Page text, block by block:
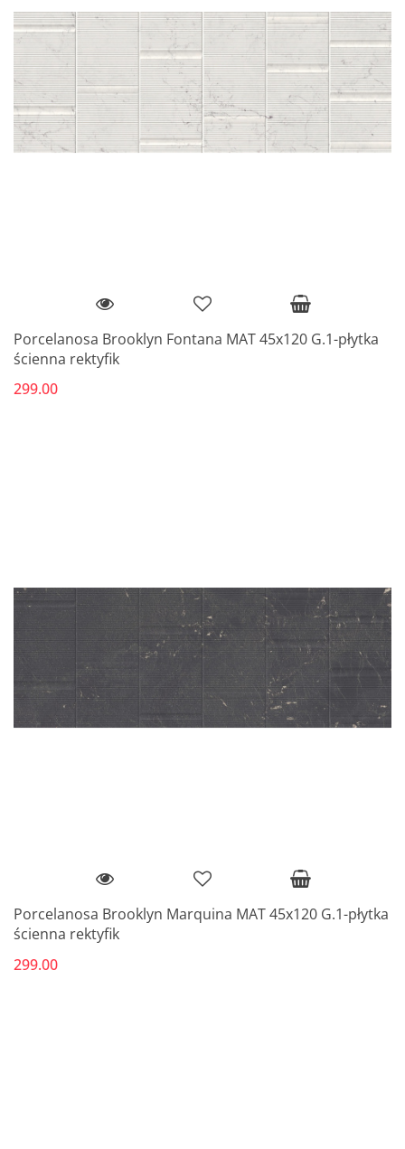
Porcelanosa Brooklyn Fontana MAT 45x120 G.1-płytka
ścienna rektyfik
299.00
Porcelanosa Brooklyn Marquina MAT 45x120 G.1-płytka
ścienna rektyfik
299.00